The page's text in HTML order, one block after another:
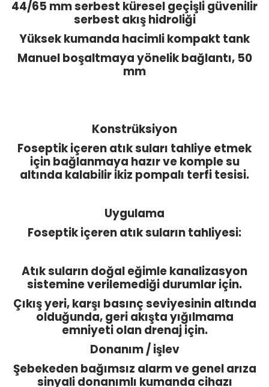
44/65 mm serbest küresel geçişli güvenilir
serbest akış hidroliği
Yüksek kumanda hacimli kompakt tank
Manuel boşaltmaya yönelik bağlantı, 50
mm
Konstrüksiyon
Foseptik içeren atık suları tahliye etmek
için bağlanmaya hazır ve komple su
altında kalabilir ikiz pompalı terfi tesisi.
Uygulama
Foseptik içeren atık suların tahliyesi:
Atık suların doğal eğimle kanalizasyon
sistemine verilemediği durumlar için.
Çıkış yeri, karşı basınç seviyesinin altında
olduğunda, geri akışta yığılmama
emniyeti olan drenaj için.
Donanım / işlev
Şebekeden bağımsız alarm ve genel arıza
sinyali donanımlı kumanda cihazı